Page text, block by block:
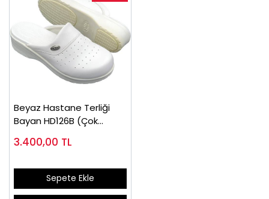
Beyaz Hastane Terliği
Bayan HD126B (Çok
3.400,00 TL
Sepete Ekle